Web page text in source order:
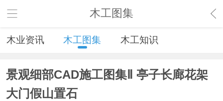
木工图集
木业资讯 木工图集 木工知识
景观细部CAD施工图集Ⅱ 亭子长廊花架
大门假山置石